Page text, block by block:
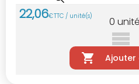
22,06€TTC / unité(s) 0
Ajouter